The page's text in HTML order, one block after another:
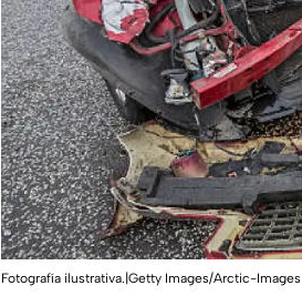
Fotografía ilustrativa.|Getty Images/Arctic-Images